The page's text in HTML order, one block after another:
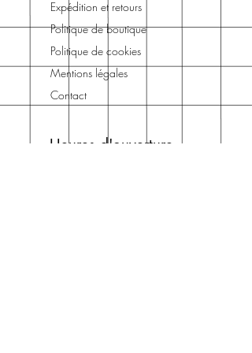
Expédition et retours
Politique de boutique
Politique de cookies
Mentions légales
Contact
Heures d'ouverture